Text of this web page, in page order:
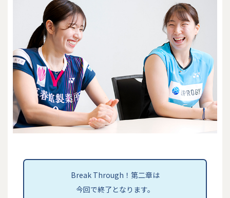
Break Through！第二章は
今回で終了となります。